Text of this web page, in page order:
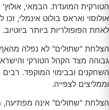
הטורקית המועדת. הבמאי,
אולוסוי ואראס בולוט אינמלי,
לאחת הפופולריות ביותר ביוטיוב.
הצלחת "שתולים" לא נפלה
גבוהה מצד הקהל הטורקי
השחקנים ובבימוי המוקפד.
וממליצים לצפייה.
הצלחת "שתולים" אינה